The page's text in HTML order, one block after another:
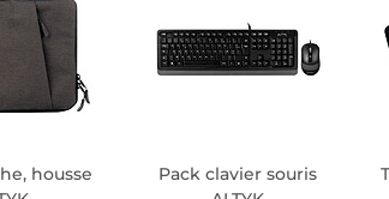
housse
Pack clavier souris